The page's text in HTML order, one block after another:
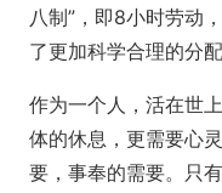
八制”，即8小时劳动
了更加科学合理的分配
作为一个人，活在世
体的休息，更需要心
要，事奉的需要。只